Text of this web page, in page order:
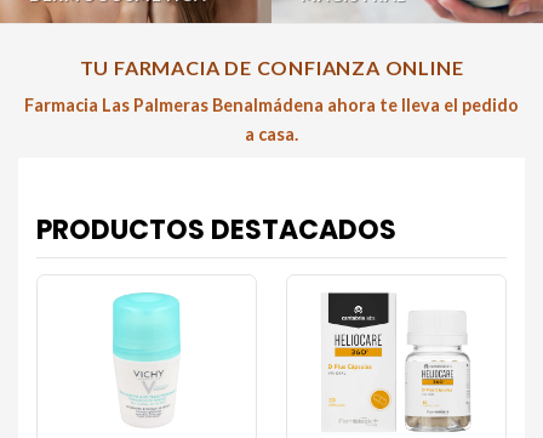
TU FARMACIA DE CONFIANZA ONLINE
Farmacia Las Palmeras Benalmádena ahora te lleva el pedido
a casa.